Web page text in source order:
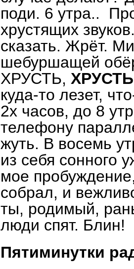
поди. 6 утра..
хрустящих
сказать. Жрёт.
шебуршащей
ХРУСТЬ,
куда-то лезет,
2х часов, до 8
телефону
жуть. В восемь
из себя сонного
мое
собрал, и
ты, родимый,
люди спят. Блин!
Пятиминутки